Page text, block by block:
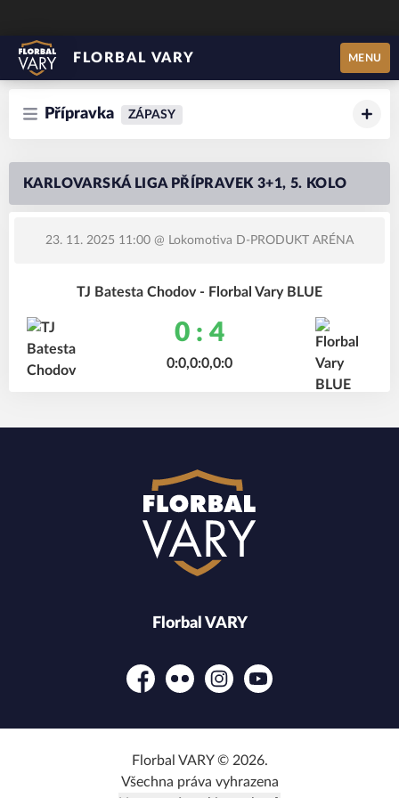
FLORBAL VARY MENU
Přípravka ZÁPASY
KARLOVARSKÁ LIGA PŘÍPRAVEK 3+1, 5. KOLO
23. 11. 2025 11:00 @ Lokomotiva D-PRODUKT ARÉNA
TJ Batesta Chodov - Florbal Vary BLUE
0 : 4
0:0,0:0,0:0
Florbal VARY
FacebookFlickr InstagramYouTube
Florbal VARY © 2026.
Všechna práva vyhrazena